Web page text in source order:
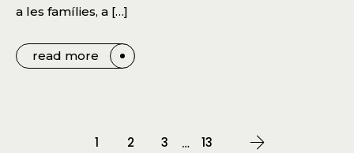
a les famílies, a […]
read more
1 2 3 … 13